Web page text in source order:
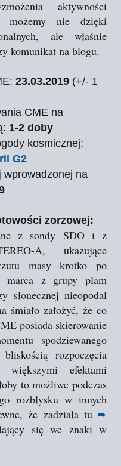
aktywności
możemy nie dzięki
ale właśnie
komunikat na blogu.
23.03.2019 (+/- 1
CME na
1-2 doby
kosmicznej:
G2
wprowadzonej na
zorzowej:
z sondy SDO i z
A, ukazujące
masy krotko po
marca z grupy plam
słonecznej nieopodal
śmiało założyć, że co
posiada skierowanie
spodziewanego
rozpoczęcia
większymi efektami
to możliwe podczas
rozbłysku w innych
że zadziała tu ➨
się we znaki w